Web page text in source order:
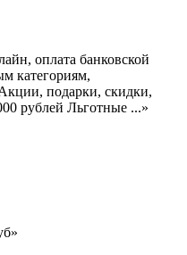
оплата банковской
категориям,
подарки, скидки,
рублей Льготные ...»